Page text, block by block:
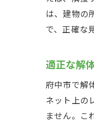
は、建物の
で、正確な
適正な解
府中市で解
ネット上の
ません。こ